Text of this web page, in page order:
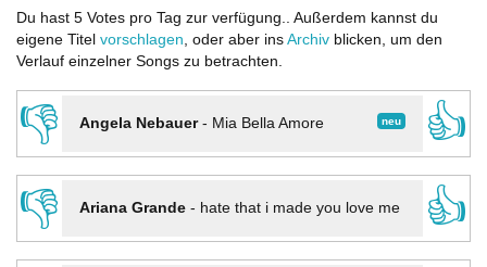
Du hast 5 Votes pro Tag zur verfügung.. Außerdem kannst du
eigene Titel vorschlagen, oder aber ins Archiv blicken, um den
Verlauf einzelner Songs zu betrachten.
👎 neu
Angela Nebauer- Mia Bella Amore
👍
👎
Ariana Grande- hate that i made you love me
👍